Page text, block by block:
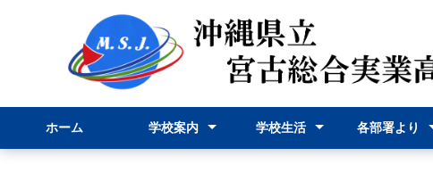
ホーム 学校案内 学校生活 各部署より